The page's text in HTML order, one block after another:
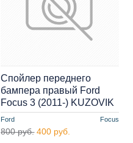
Ford Focus
Спойлер переднего
бампера правый Ford
Focus 3 (2011-) KUZOVIK
800 руб. 400 руб.